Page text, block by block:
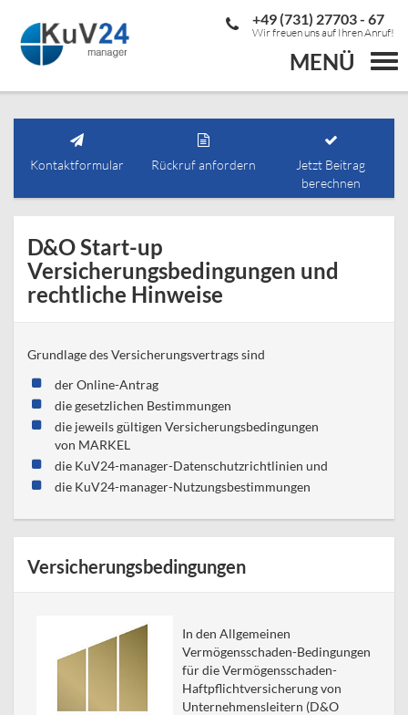
MENÜ
+49 (731) 27703 - 67
Wir freuen uns auf Ihren Anruf!
Kontaktformular Rückruf anfordern
Jetzt Beitrag
berechnen
D&O Start-up
Versicherungsbedingungen und
rechtliche Hinweise
Grundlage des Versicherungsvertrags sind
der Online-Antrag
die gesetzlichen Bestimmungen
die jeweils gültigen Versicherungsbedingungen
von MARKEL
die KuV24-manager-Datenschutzrichtlinien und
die KuV24-manager-Nutzungsbestimmungen
Versicherungsbedingungen
In den Allgemeinen
Vermögensschaden-Bedingungen
für die Vermögensschaden-
Haftpflichtversicherung von
Unternehmensleitern (D&O